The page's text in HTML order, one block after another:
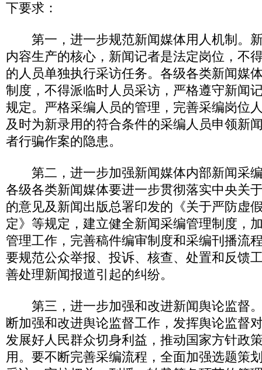
下要求：
第一，进一步规范新闻媒体用人机制。
内容生产的核心，新闻记者是法定岗位，不
的人员单独执行采访任务。各级各类新闻媒
制度，不得派临时人员采访，严格遵守新闻
规定。严格采编人员的管理，完善采编岗位
及时为新录用的符合条件的采编人员申领新
者行骗作案的隐患。
第二，进一步加强新闻媒体内部新闻采
各级各类新闻媒体要进一步贯彻落实中央关
的意见及新闻出版总署印发的《关于严防虚
定》等规定，建立健全新闻采编管理制度，
管理工作，完善稿件编审制度和采编刊播流
要规范公众举报、投诉、核查、处置和反馈
善处理新闻报道引起的纠纷。
第三，进一步加强和改进新闻舆论监督
断加强和改进舆论监督工作，发挥舆论监督
发展好人民群众切身利益，推动国家方针政
用。要不断完善采编流程，全面加强选题策